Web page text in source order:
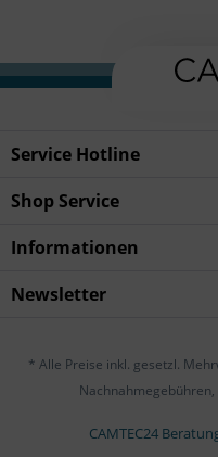
Service Hotline
Shop Service
Informationen
Newsletter
* Alle Preise inkl. gesetzl.
CAMTEC24